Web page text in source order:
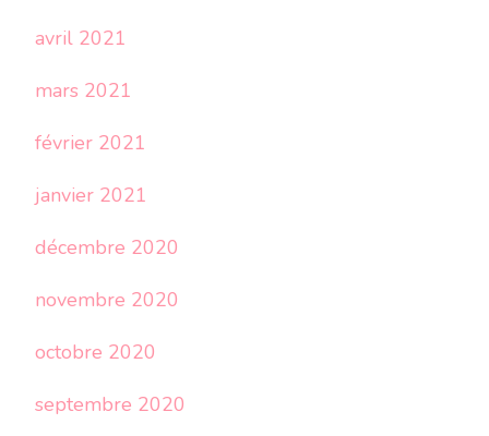
avril 2021
mars 2021
février 2021
janvier 2021
décembre 2020
novembre 2020
octobre 2020
septembre 2020